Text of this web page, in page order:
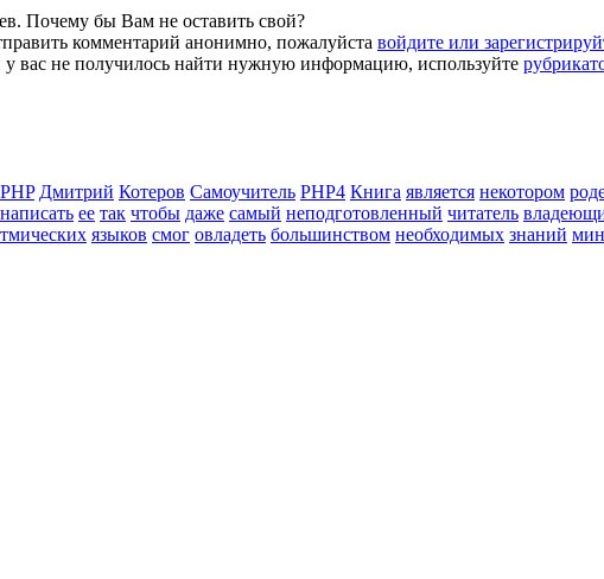
Почему бы Вам не оставить свой?
комментарий анонимно, пожалуйста войдите или
вас не получилось найти нужную информацию, используйте
PHP Дмитрий Котеров Самоучитель PHP4 Книга является некотором
написать ее так чтобы даже самый неподготовленный читатель
языков смог овладеть большинством необходимых знаний